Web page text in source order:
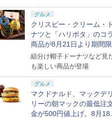
グルメ
クリスピー・クリーム・
ナツと「ハリポタ」のコ
商品が8月21日より期間限
で発売
組分け帽子ドーナツなど見
も楽しい商品が登場
グルメ
マクドナルド、マックデ
リーの朝マックの最低注
金が500円値上げ。8月18